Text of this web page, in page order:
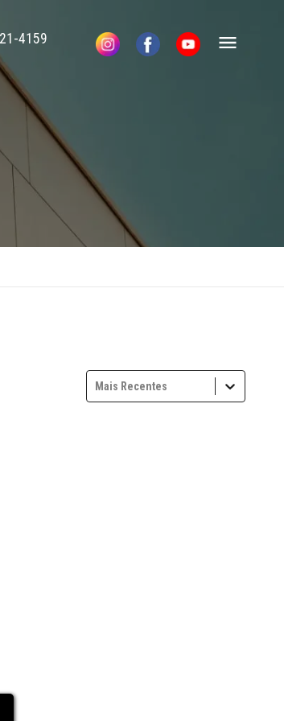
4159
Mais Recentes